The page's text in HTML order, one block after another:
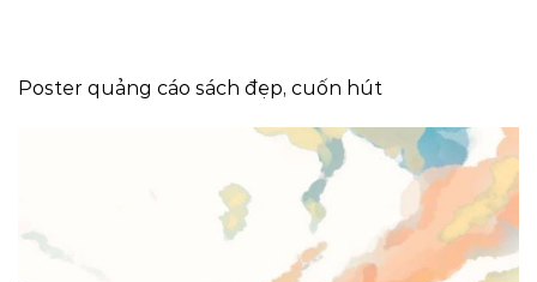
Poster quảng cáo sách đẹp, cuốn hút